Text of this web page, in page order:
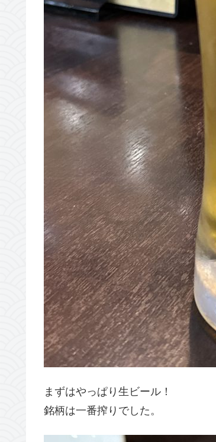
まずはやっぱり生ビール！
銘柄は一番搾りでした。